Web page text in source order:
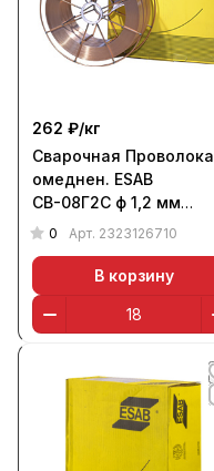
262 ₽/кг
Сварочная Проволока
омеднен. ESAB
СВ-08Г2С ф 1,2 мм
(кассета 18 кг)
0 Арт. 2323126710
В корзину